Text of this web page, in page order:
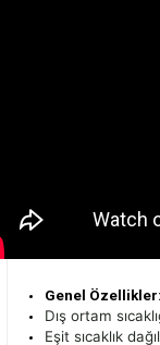
Genel Özellikler:
Dış ortam
Eşit sıcaklık